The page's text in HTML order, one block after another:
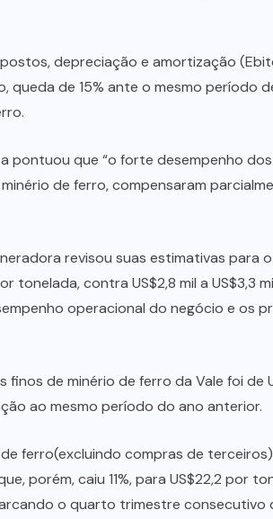
depreciação e amortização
queda de 15% ante o mesmo período
pontuou que “o forte desempenho
de ferro, compensaram
revisou suas estimativas para
tonelada, contra US$2,8 mil a US$3,3
operacional do negócio e os
finos de minério de ferro da Vale foi de
ao mesmo período do ano anterior.
de ferro(excluindo compras de
porém, caiu 11%, para US$22,2 por
o quarto trimestre consecutivo